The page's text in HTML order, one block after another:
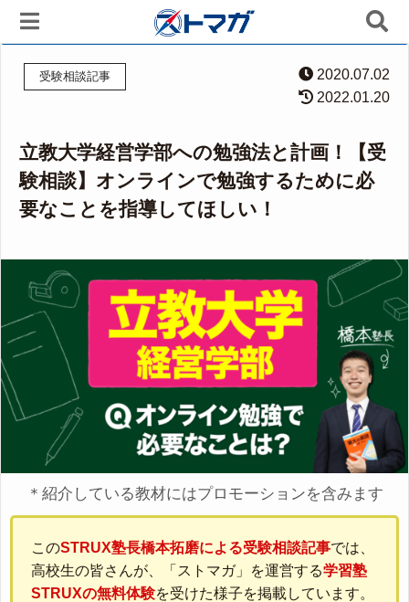
受験相談記事
2020.07.02
2022.01.20
立教大学経営学部への勉強法と計画！【受
験相談】オンラインで勉強するために必
要なことを指導してほしい！
＊紹介している教材にはプロモーションを含みます
このSTRUX塾長橋本拓磨による受験相談記事では、
高校生の皆さんが、「ストマガ」を運営する学習塾
STRUXの無料体験を受けた様子を掲載しています。